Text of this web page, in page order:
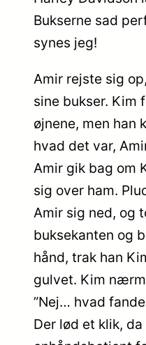
Bukserne sad
synes jeg!
Amir rejste sig
sine bukser. Kim
øjnene, men han
hvad det var,
Amir gik bag om
sig over ham.
Amir sig ned, og
buksekanten og
hånd, trak han
gulvet. Kim
”Nej… hvad
Der lød et klik,